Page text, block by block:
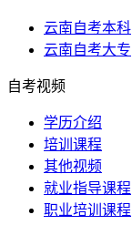
云南自考本科
云南自考大专
自考视频
学历介绍
培训课程
其他视频
就业指导课程
职业培训课程